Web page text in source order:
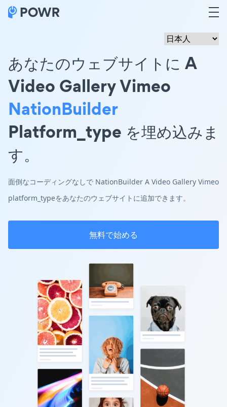
あなたのウェブサイトに A
Video Gallery Vimeo
NationBuilder
Platform_type を埋め込みま
す。
面倒なコーディングなしで NationBuilder A Video Gallery Vimeo
platform_typeをあなたのウェブサイトに追加できます。
無料で始める